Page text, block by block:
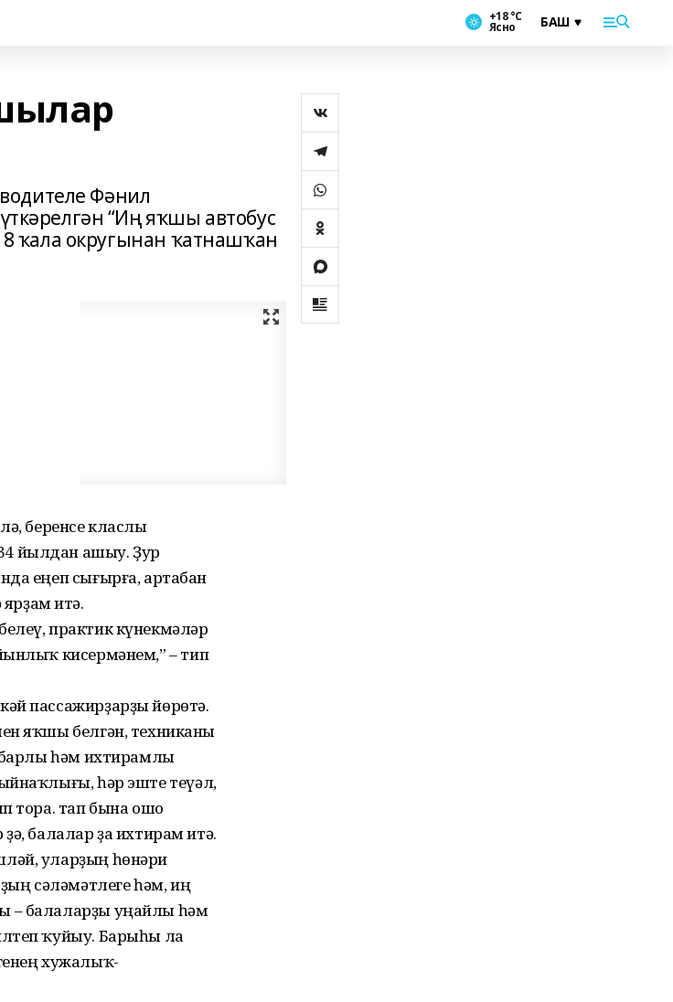
+18 °С
Ясно
Фәнил
“Иң яҡшы автобус
ҡала округынан ҡатнашҡан
беренсе класлы
йылдан ашыу. Ҙур
еңеп сығырға, артабан
итә.
практик күнекмәләр
кисермәнем,” – тип
пассажирҙарҙы йөрөтә.
яҡшы белгән, техниканы
һәм ихтирамлы
һәр эште теүәл,
тора. тап бына ошо
балалар ҙа ихтирам итә.
уларҙың һөнәри
сәләмәтлеге һәм, иң
– балаларҙы уңайлы һәм
ҡуйыу. Барыһы ла
хужалыҡ-